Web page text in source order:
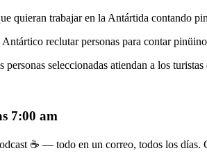
quieran trabajar en la Antártida contando
reclutar personas para contar
seleccionadas atiendan a los
7:00 am
☕ — todo en un correo, todos los días.